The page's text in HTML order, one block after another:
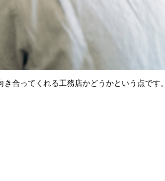
合ってくれる工務店かどうかという点です。